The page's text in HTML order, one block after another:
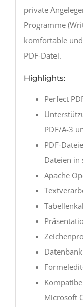
private
Programme
komfortable
PDF-Datei.
Highlights:
Perfect
PDF/A-3
PDF-
Dateien in
Apache
Microsoft